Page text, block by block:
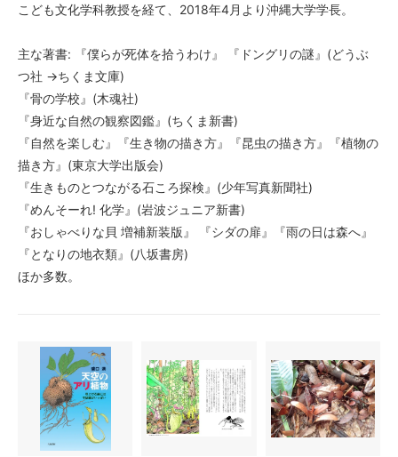
こども文化学科教授を経て、2018年4月より沖縄大学学長。
主な著書: 『僕らが死体を拾うわけ』 『ドングリの謎』(どうぶ
つ社 →ちくま文庫)
『骨の学校』(木魂社)
『身近な自然の観察図鑑』(ちくま新書)
『自然を楽しむ』『生き物の描き方』『昆虫の描き方』『植物の
描き方』(東京大学出版会)
『生きものとつながる石ころ探検』(少年写真新聞社)
『めんそーれ! 化学』(岩波ジュニア新書)
『おしゃべりな貝 増補新装版』 『シダの扉』『雨の日は森へ』
『となりの地衣類』(八坂書房)
ほか多数。